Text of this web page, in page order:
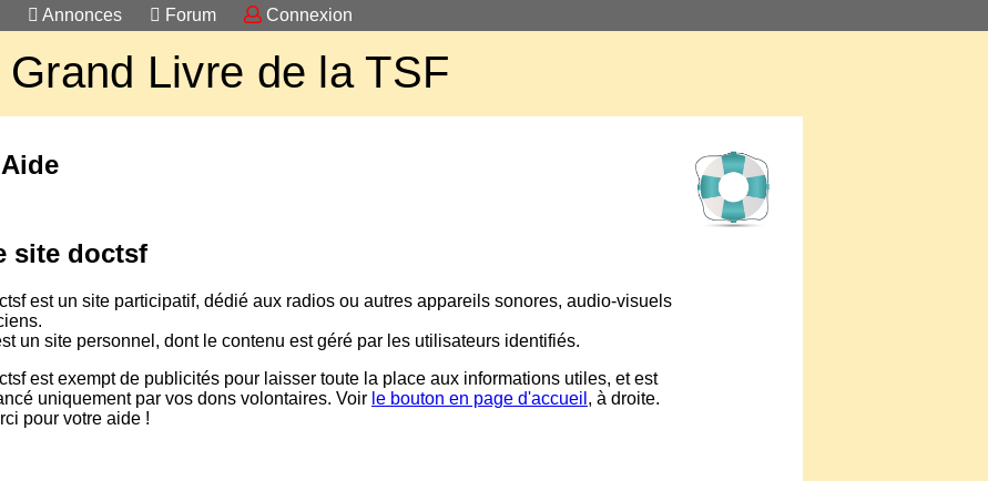
Annonces Forum Connexion
Grand Livre de la TSF
site doctsf
est un site participatif, dédié aux radios ou autres appareils sonores, audio-visuels
un site personnel, dont le contenu est géré par les utilisateurs identifiés.
est exempt de publicités pour laisser toute la place aux informations utiles, et est
uniquement par vos dons volontaires. Voir le bouton en page d'accueil , à droite.
pour votre aide !